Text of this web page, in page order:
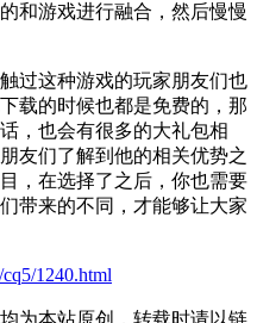
和游戏进行融合，然后慢慢
过这种游戏的玩家朋友们也
载的时候也都是免费的，那
，也会有很多的大礼包相
友们了解到他的相关优势之
，在选择了之后，你也需要
带来的不同，才能够让大家
1240.html